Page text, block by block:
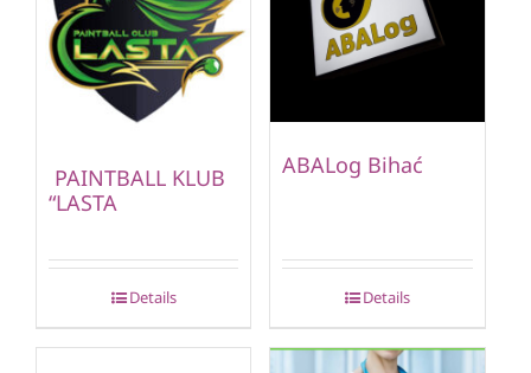
PAINTBALL KLUB
“LASTA
Details
ABALog Bihać
Details